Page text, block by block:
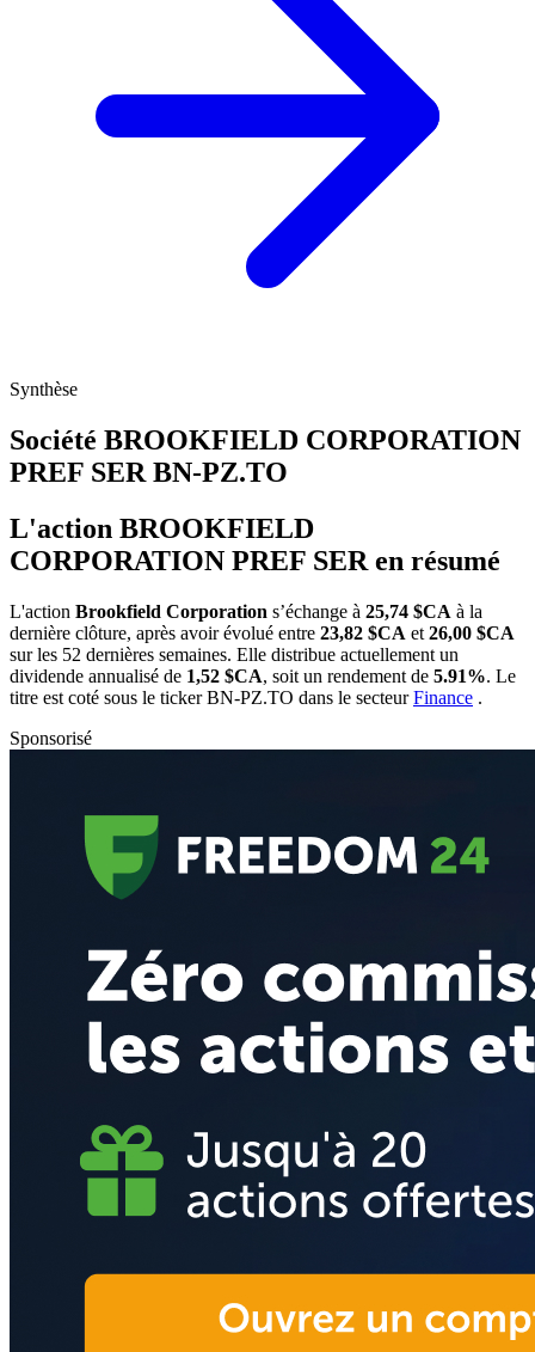
Synthèse
Société BROOKFIELD CORPORATION
PREF SER BN-PZ.TO
L'action BROOKFIELD
CORPORATION PREF SER en résumé
L'action Brookfield Corporation s’échange à 25,74 $CA à la
dernière clôture, après avoir évolué entre 23,82 $CA et 26,00 $CA
sur les 52 dernières semaines. Elle distribue actuellement un
dividende annualisé de 1,52 $CA, soit un rendement de 5.91%. Le
titre est coté sous le tickerBN-PZ.TO dans le secteurFinance .
Sponsorisé